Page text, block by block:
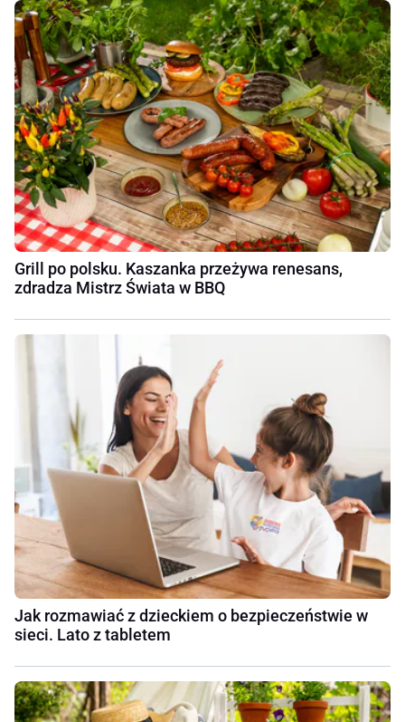
Grill po polsku. Kaszanka przeżywa renesans,
zdradza Mistrz Świata w BBQ
Jak rozmawiać z dzieckiem o bezpieczeństwie w
sieci. Lato z tabletem